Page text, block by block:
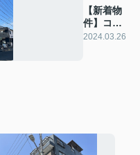
【新着物
件】コー
トMTK
2024.03.26